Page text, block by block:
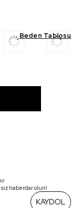
Beden Tablosu
haberdar olun!
KAYDOL